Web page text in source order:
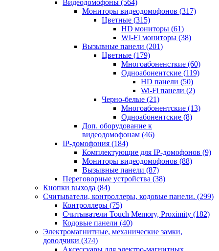
Видеодомофоны (564)
Мониторы видеодомофонов (317)
Цветные (315)
HD мониторы (61)
WI-FI мониторы (38)
Вызывные панели (201)
Цветные (179)
Многоабоненсткие (60)
Одноабонентские (119)
HD панели (50)
Wi-Fi панели (2)
Черно-белые (21)
Многоабонентские (13)
Одноабонентские (8)
Доп. оборудование к
видеодомофонам (46)
IP-домофония (184)
Комплектующие для IP-домофонов (9)
Мониторы видеодомофонов (88)
Вызывные панели (87)
Переговорные устройства (38)
Кнопки выхода (84)
Считыватели, контроллеры, кодовые панели. (299)
Контроллеры (75)
Считыватели Touch Memory, Proximity (182)
Кодовые панели (40)
Электромагнитные, механические замки,
доводчики (374)
Аксессуары для электро-магнитных